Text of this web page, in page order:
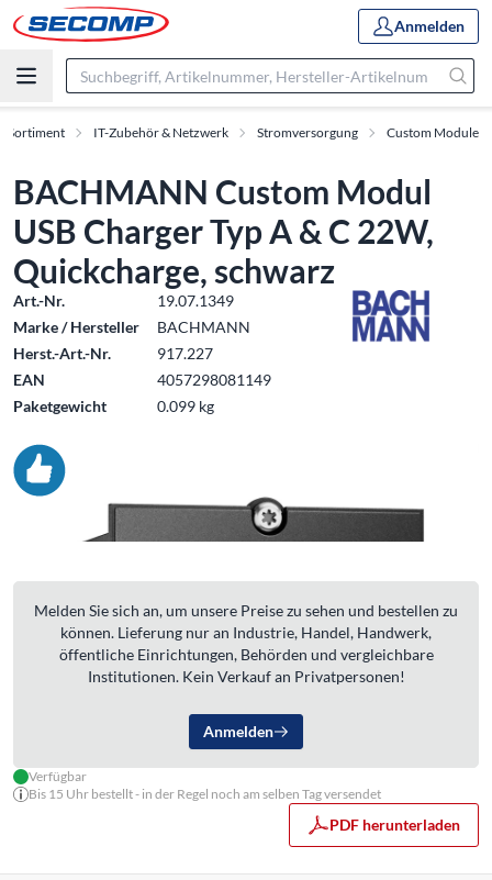
Anmelden
Sortiment IT-Zubehör & Netzwerk Stromversorgung Custom Module
BACHMANN Custom Modul
USB Charger Typ A & C 22W,
Quickcharge, schwarz
Art.-Nr.
19.07.1349
Marke / Hersteller
BACHMANN
Herst.-Art.-Nr.
917.227
EAN
4057298081149
Paketgewicht
0.099 kg
Melden Sie sich an, um unsere Preise zu sehen und bestellen zu
können. Lieferung nur an Industrie, Handel, Handwerk,
öffentliche Einrichtungen, Behörden und vergleichbare
Institutionen. Kein Verkauf an Privatpersonen!
Anmelden
Verfügbar
Bis 15 Uhr bestellt - in der Regel noch am selben Tag versendet
PDF herunterladen